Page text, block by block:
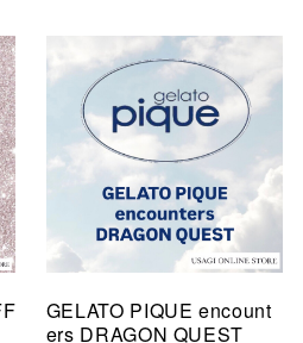
GELATO PIQUE encount
ers DRAGON QUEST